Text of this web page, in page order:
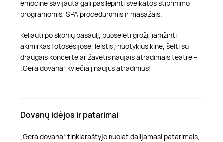
emocine savijauta gali pasilepinti sveikatos stiprinimo
programomis, SPA procedūromis ir masažais.
Keliauti po skonių pasaulį, puoselėti grožį, įamžinti
akimirkas fotosesijose, leistis į nuotykius kine, šėlti su
draugais koncerte ar žavėtis naujais atradimais teatre –
„Gera dovana“ kviečia į naujus atradimus!
Dovanų idėjos ir patarimai
„Gera dovana“ tinklaraštyje nuolat dalijamasi patarimais,